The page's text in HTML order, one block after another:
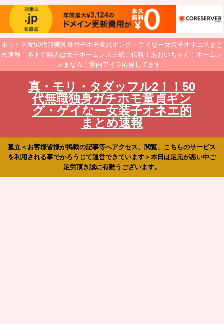
ネット乞食50代無職独身ガチホモ童貞ギング・ゲイなー女装子オネエ的まと
め速報！ネトゲ廃人は女子ホームレス三銃士伝説！あおいちゃん！ホームレ
スまなみ！愛内アイラ応援してます！
真・モリ・タダッフル2！！50
代無職独身ガチホモ童貞ギン
グ・ゲイなー女装子オネエ的
まとめ速報
孤立＜お客様皆様が掲載の記事等へアクセス、閲覧、こちらのサービス
を利用される事でかろうじて運営できています＞本日は足元が悪い中ご
足労頂き誠に有難うございます。